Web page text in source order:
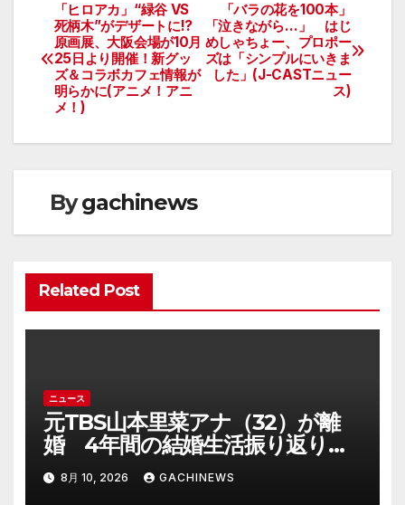
投
稿
ナ
ー
シ
ョ
ン
「バラの花を100本」
「泣きながら…」 はじ
めしゃちょー、プロポー
ズは「シンプルにいきま
した」(J-CASTニュー
ス)
「ヒロアカ」“緑谷 VS
死柄木”がデザートに!?
原画展、大阪会場が10月
25日より開催！新グッ
ズ＆コラボカフェ情報が
明らかに(アニメ！アニ
メ！)
Bygachinews
Related Post
ニュース
元TBS山本里菜アナ（32）が離
婚 4年間の結婚生活振り返り
「ともに歩んできた道は宝物」
(J-CASTニュース)
8月 10, 2026 GACHINEWS